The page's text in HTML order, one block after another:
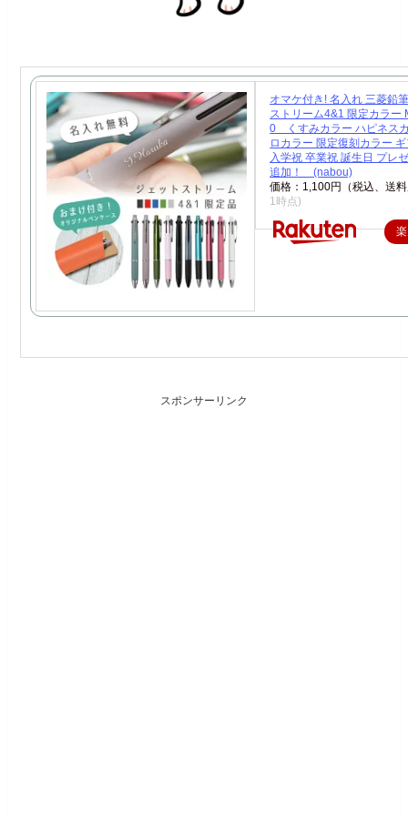
オマケ付き! 名入れ 三菱鉛
ストリーム4&1 限定カラー
0 くすみカラー ハピネス
ロカラー 限定復刻カラー
入学祝 卒業祝 誕生日 プレ
追加！ (nabou)
価格：1,100円（税込、送
1時点)
スポンサーリンク